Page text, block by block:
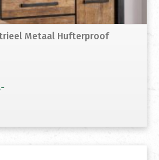
Metaal Hufterproof